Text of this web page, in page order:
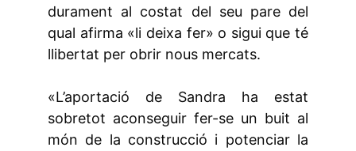
durament al costat del seu pare del
qual afirma «li deixa fer» o sigui que té
llibertat per obrir nous mercats.
«L’aportació de Sandra ha estat
sobretot aconseguir fer-se un buit al
món de la construcció i potenciar la